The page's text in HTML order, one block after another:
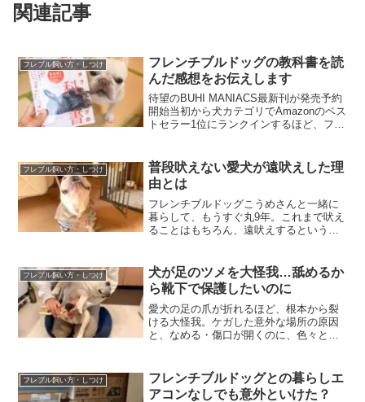
関連記事
フレブル飼い方・しつけ
フレンチブルドッグの教科書を読
んだ感想をお伝えします
待望のBUHI MANIACS最新刊が発売予約
開始当初から犬カテゴリでAmazonのベス
トセラー1位にランクインするほど、フレ
ンチブルドッグの教科書」...
フレブル飼い方・しつけ
普段吠えない愛犬が遠吠えした理
由とは
フレンチブルドッグこうめさんと一緒に
暮らして、もうすぐ丸9年。これまで吠え
ることはもちろん、遠吠えするというこ
とで伝えないタイプだったのですが、こ
の日は珍しく遠吠えをし...
フレブル飼い方・しつけ
犬が足のツメを大怪我…舐めるか
ら靴下で保護したいのに
愛犬の足の爪が折れるほど、根本から裂
ける大怪我。ケガした意外な場所の原因
と、なめる・傷口が開くのに、色々と
で」の経過をシェアします。
フレブル飼い方・しつけ
フレンチブルドッグとの暮らしエ
アコンなしでも意外といけた？